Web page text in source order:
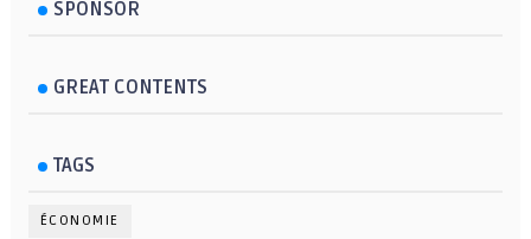
SPONSOR
GREAT CONTENTS
TAGS
ÉCONOMIE